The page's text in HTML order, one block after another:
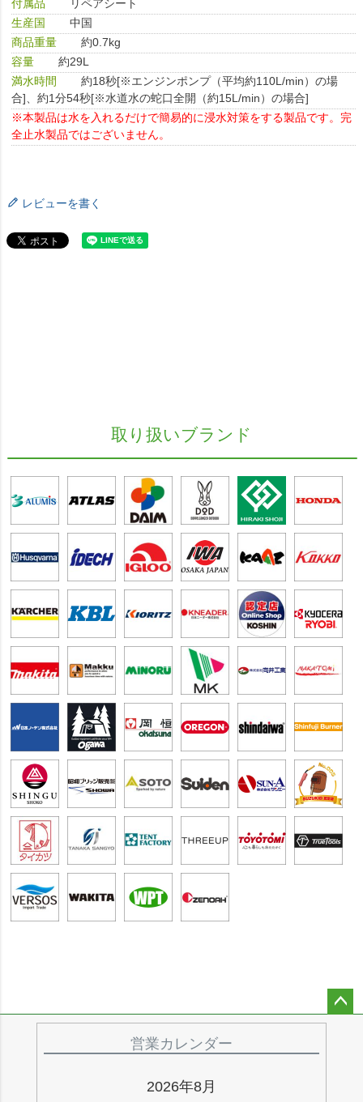
付属品
リペアシート
生産国
中国
商品重量
約0.7kg
容量
約29L
満水時間
約18秒[※エンジンポンプ（平均約110L/min）の場
合]、約1分54秒[※水道水の蛇口全開（約15L/min）の場合]
※本製品は水を入れるだけで簡易的に浸水対策をする製品です。完
全止水製品ではございません。
レビューを書く
取り扱いブランド
営業カレンダー
2026年8月